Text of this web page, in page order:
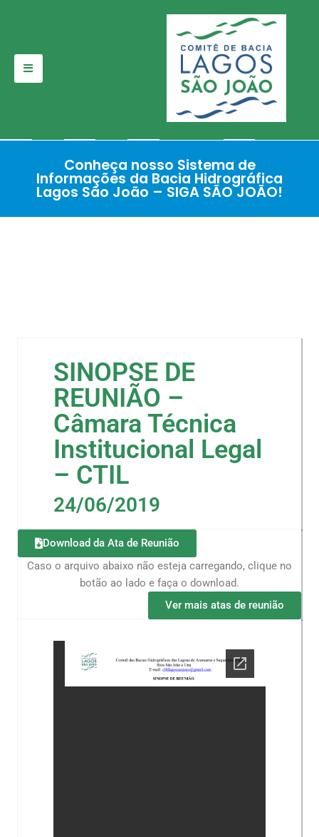
para
Conheça nosso Sistema de
Informações da Bacia Hidrográfica
Lagos São João – SIGA SÃO JOÃO!
SINOPSE DE
REUNIÃO –
Câmara Técnica
Institucional Legal
– CTIL
24/06/2019
Download da Ata de Reunião
Caso o arquivo abaixo não esteja carregando, clique no
botão ao lado e faça o download.
Ver mais atas de reunião